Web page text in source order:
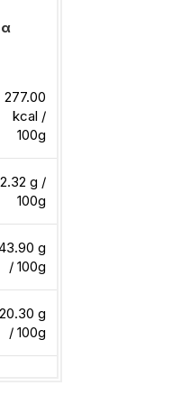
277.00
kcal /
100g
2.32 g /
100g
g
/ 100g
20.30 g
/ 100g